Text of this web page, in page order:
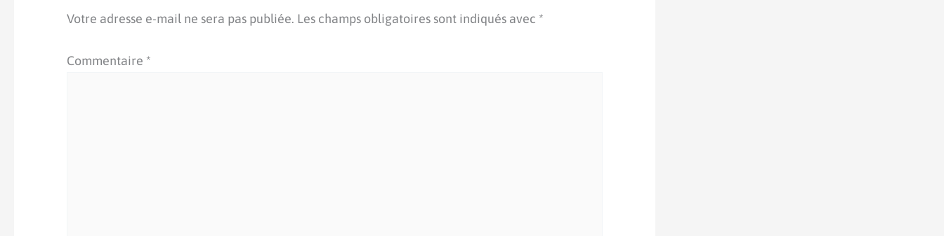
Votre adresse e-mail ne sera pas publiée. Les champs obligatoires sont indiqués avec *
Commentaire *